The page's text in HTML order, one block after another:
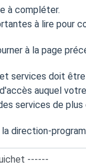
à compléter.
à lire pour
à la page
services doit être
auquel
services de
direction-